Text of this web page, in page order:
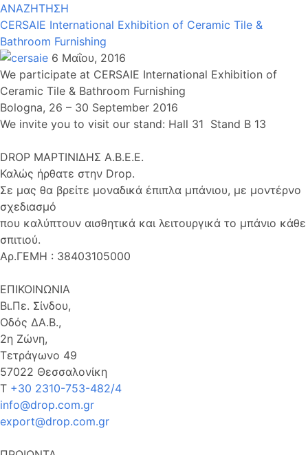
ΑΝΑΖΗΤΗΣΗ
CERSAIE International Exhibition of Ceramic Tile &
Bathroom Furnishing
6 Μαΐου, 2016
We participate at CERSAIE International Exhibition of
Ceramic Tile & Bathroom Furnishing
Bologna, 26 – 30 September 2016
We invite you to visit our stand: Hall 31 Stand B 13
DROP ΜΑΡΤΙΝΙΔΗΣ Α.Β.Ε.Ε.
Καλώς ήρθατε στην Drop.
Σε μας θα βρείτε μοναδικά έπιπλα μπάνιου, με μοντέρνο
σχεδιασμό
που καλύπτουν αισθητικά και λειτουργικά το μπάνιο κάθε
σπιτιού.
Αρ.ΓΕΜΗ : 38403105000
ΕΠΙΚΟΙΝΩΝΙΑ
Βι.Πε. Σίνδου,
Οδός ΔΑ.Β.,
2η Ζώνη,
Τετράγωνο 49
57022 Θεσσαλονίκη
Τ +30 2310-753-482/4
info@drop.com.gr
export@drop.com.gr